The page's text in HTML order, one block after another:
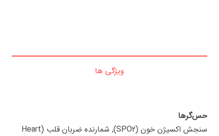
ویژگی ها
حس‌گرها
سنجش اکسیژن خون (SPO2), شمارنده ضربان قلب (Heart